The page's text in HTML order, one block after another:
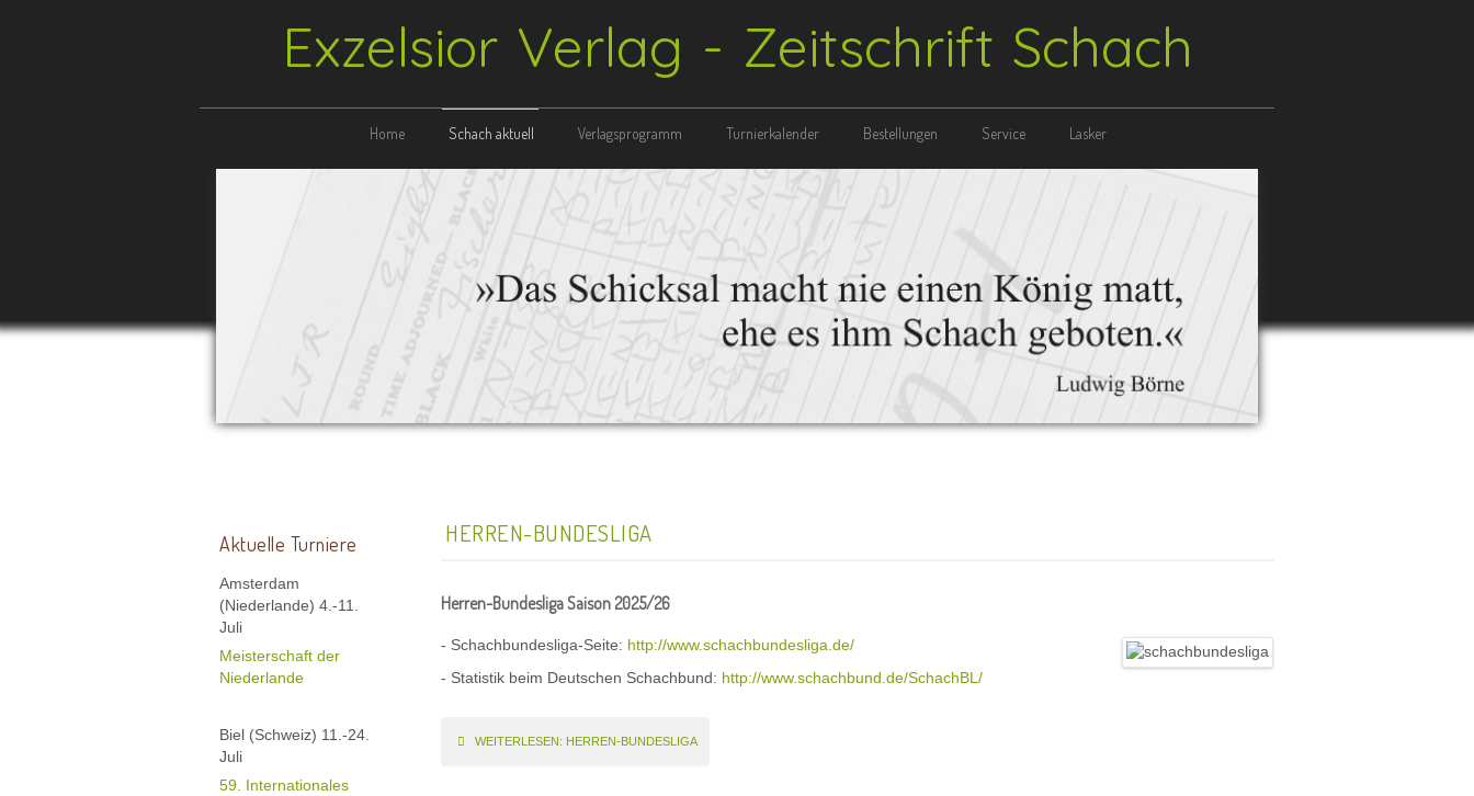
Exzelsior Verlag - Zeitschrift Schach
Home Schach aktuell Verlagsprogramm Turnierkalender Bestellungen Service Lasker
Aktuelle Turniere
Amsterdam
(Niederlande) 4.-11.
Juli
Meisterschaft der
Niederlande
Biel (Schweiz) 11.-24.
Juli
59. Internationales
HERREN-BUNDESLIGA
Herren-Bundesliga Saison 2025/26
- Schachbundesliga-Seite: http://www.schachbundesliga.de/
- Statistik beim Deutschen Schachbund: http://www.schachbund.de/SchachBL/
WEITERLESEN: HERREN-BUNDESLIGA